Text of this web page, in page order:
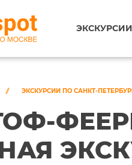
ЭКСКУРСИИ ПО САНКТ-